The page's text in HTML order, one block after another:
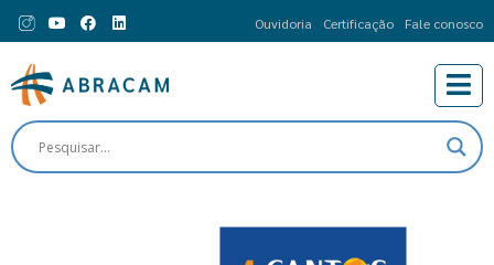
Ouvidoria Certificação Fale conosco